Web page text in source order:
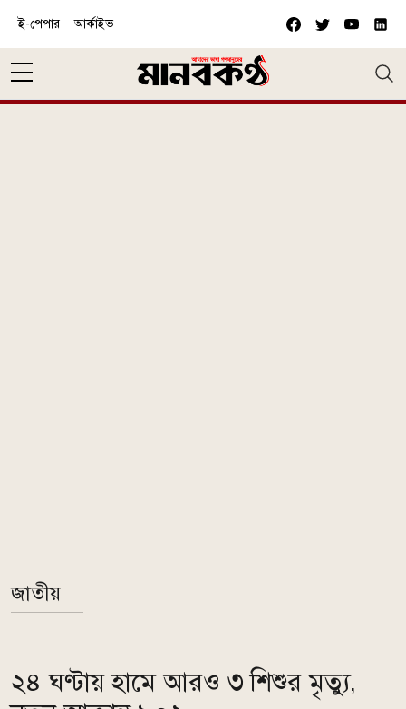
ই-পেপার আর্কাইভ
জাতীয়
২৪ ঘণ্টায় হামে আরও ৩ শিশুর মৃত্যু,